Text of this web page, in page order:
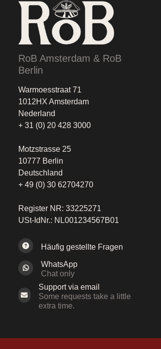
RoB Amsterdam & RoB
Berlin
Warmoesstraat 71
1012HX Amsterdam
Nederland
+ 31 (0) 20 428 3000
Motzstrasse 25
10777 Berlin
Deutschland
+ 49 (0) 30 62704270
Register NR: 33225271
USt-IdNr.: NL001234567B01
Häufig gestellte Fragen
WhatsApp
Chat only
Support via email
Some requests take a little
extra time.